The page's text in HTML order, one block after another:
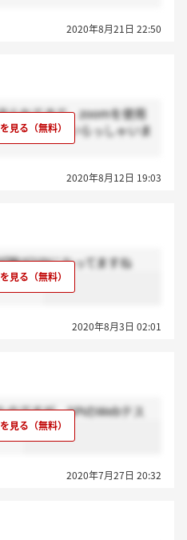
TOEIC何点必須とか簿記2
正した人見つけて連絡して
2020年8月21日 22:50
られてきて、zoomを使用
験がある方いらっしゃいま
ですが、問題は通常のspi
2020年8月12日 19:03
験がSPIになってますね
ってる
2020年8月3日 02:01
ですが、SPIのWebテス
？?
2020年7月27日 20:32